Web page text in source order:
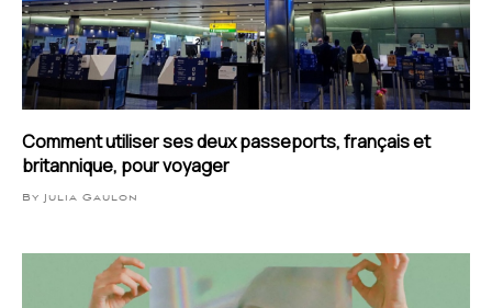
Comment utiliser ses deux passeports, français et
britannique, pour voyager
By Julia Gaulon